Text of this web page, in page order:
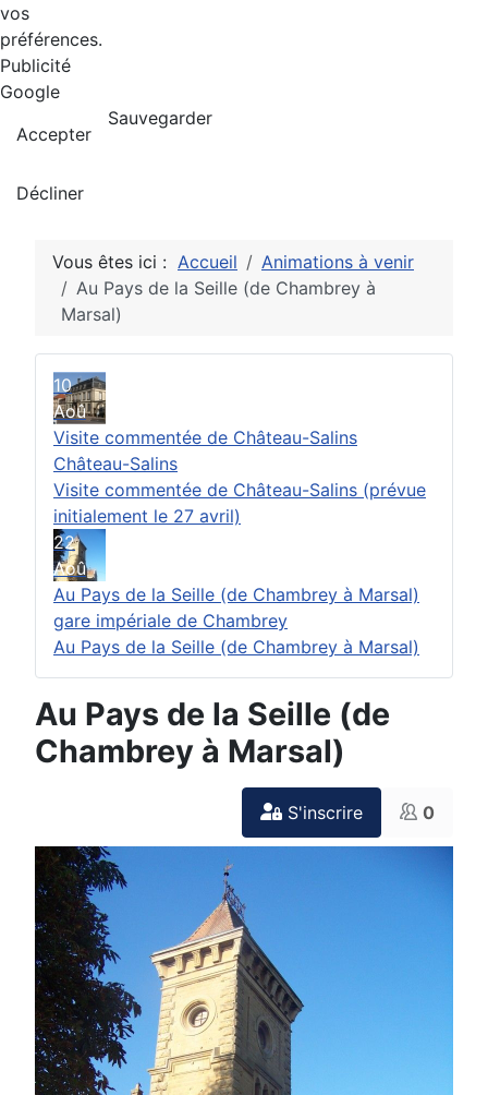
Vous êtes ici : Accueil
Animations à venir
Au Pays de la Seille (de Chambrey à
Marsal)
10
Aoû
Visite commentée de Château-Salins
Château-Salins
Visite commentée de Château-Salins (prévue
initialement le 27 avril)
22
Aoû
Au Pays de la Seille (de Chambrey à Marsal)
gare impériale de Chambrey
Au Pays de la Seille (de Chambrey à Marsal)
Au Pays de la Seille (de
Chambrey à Marsal)
S'inscrire 0
vos
préférences.
Publicité
Google
Accepter
Décliner
Sauvegarder